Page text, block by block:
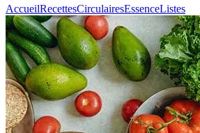
AccueilRecettesCirculairesEssenceListes